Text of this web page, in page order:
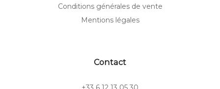
Conditions générales de vente
Mentions légales
Contact